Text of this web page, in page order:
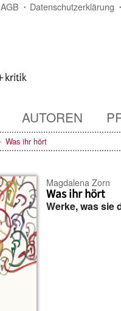
AGB Datenschutzerklärung
AUTOREN
Was ihr hört
Magdalena Zorn
Was ihr hört
Werke, was sie